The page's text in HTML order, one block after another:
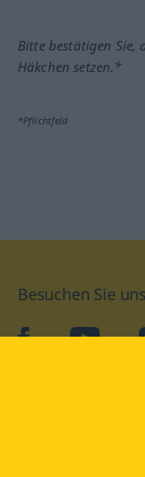
Bitte bestätigen Sie,
Häkchen setzen.*
*Pflichtfeld
Besuchen Sie
facebookYouTube